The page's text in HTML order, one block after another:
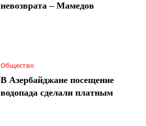
невозврата – Мамедов
Общество
В Азербайджане посещение
водопада сделали платным